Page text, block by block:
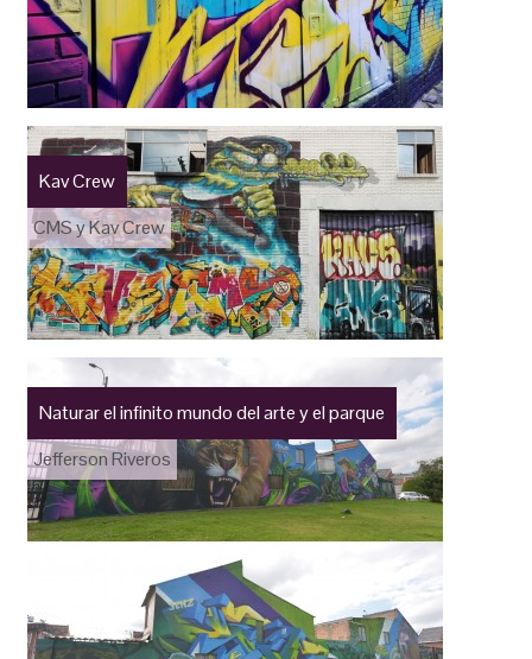
Kav Crew
CMS y Kav Crew
Naturar el infinito mundo del arte y el parque
Jefferson Riveros